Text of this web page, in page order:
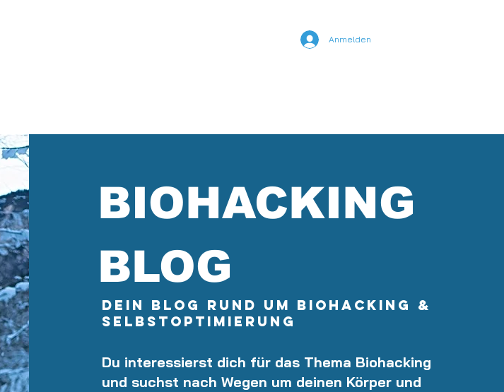
Anmelden
BIOHACKING
BLOG
Dein Blog rund um Biohacking &
Selbstoptimierung
Du interessierst dich für das Thema Biohacking
und suchst nach Wegen um deinen Körper und